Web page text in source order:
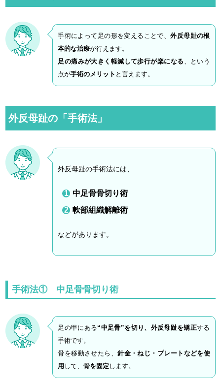
手術によって足の形を変えることで、外反母趾の根
本的な治療が行えます。
足の痛みが大きく軽減して歩行が楽になる 、という
点が手術のメリット と言えます。
外反母趾の「手術法」
外反母趾の手術法には、
中足骨骨切り術
軟部組織解離術
などがあります。
手術法① 中足骨骨切り術
足の甲にある“中足骨”を切り、外反母趾を矯正する
手術です。
骨を移動させたら、針金・ねじ・プレートなどを使
用 して、骨を固定 します。